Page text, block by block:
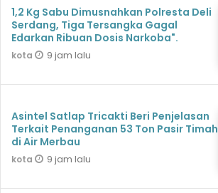
1,2 Kg Sabu Dimusnahkan Polresta Deli
Serdang, Tiga Tersangka Gagal
Edarkan Ribuan Dosis Narkoba".
kota 9 jam lalu
Asintel Satlap Tricakti Beri Penjelasan
Terkait Penanganan 53 Ton Pasir Timah
di Air Merbau
kota 9 jam lalu